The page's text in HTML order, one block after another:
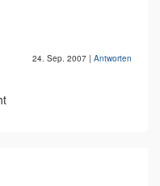
24. Sep. 2007 | Antworten